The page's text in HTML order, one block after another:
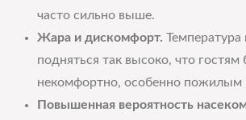
часто сильно выше.
Жара и дискомфорт.
подняться так высоко, что гостям
некомфортно, особенно пожилым
Повышенная вероятность